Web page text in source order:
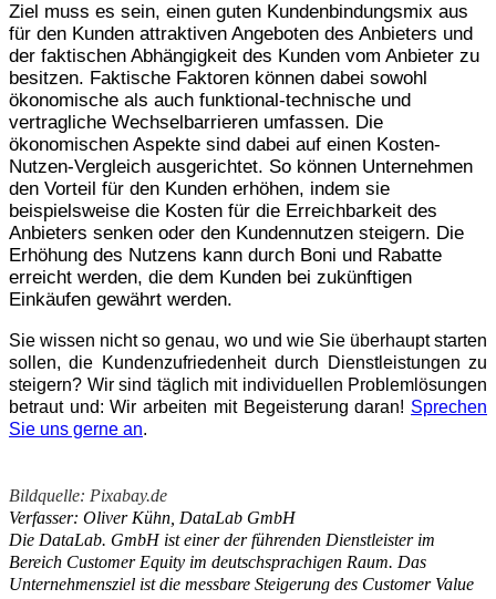
Ziel muss es sein, einen guten Kundenbindungsmix aus
für den Kunden attraktiven Angeboten des Anbieters und
der faktischen Abhängigkeit des Kunden vom Anbieter zu
besitzen. Faktische Faktoren können dabei sowohl
ökonomische als auch funktional-technische und
vertragliche Wechselbarrieren umfassen. Die
ökonomischen Aspekte sind dabei auf einen Kosten-
Nutzen-Vergleich ausgerichtet. So können Unternehmen
den Vorteil für den Kunden erhöhen, indem sie
beispielsweise die Kosten für die Erreichbarkeit des
Anbieters senken oder den Kundennutzen steigern. Die
Erhöhung des Nutzens kann durch Boni und Rabatte
erreicht werden, die dem Kunden bei zukünftigen
Einkäufen gewährt werden.
Sie wissen nicht so genau, wo und wie Sie überhaupt starten
sollen, die Kundenzufriedenheit durch Dienstleistungen zu
steigern? Wir sind täglich mit individuellen Problemlösungen
betraut und: Wir arbeiten mit Begeisterung daran! Sprechen
Sie uns gerne an.
Bildquelle: Pixabay.de
Verfasser: Oliver Kühn, DataLab GmbH
Die DataLab. GmbH ist einer der führenden Dienstleister im
Bereich Customer Equity im deutschsprachigen Raum. Das
Unternehmensziel ist die messbare Steigerung des Customer Value